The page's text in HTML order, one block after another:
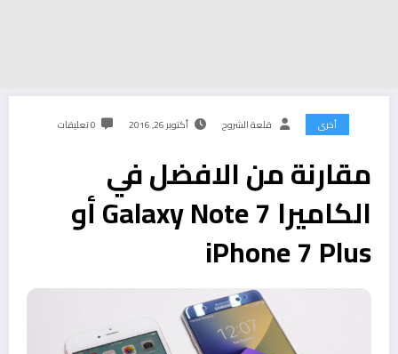
أخرى قلعة الشروح أكتوبر 26, 2016 0 تعليقات
مقارنة من الافضل في
الكاميرا Galaxy Note 7 أو
iPhone 7 Plus